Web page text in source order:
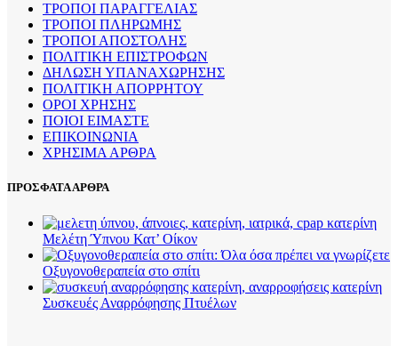
ΤΡΟΠΟΙ ΠΑΡΑΓΓΕΛΙΑΣ
ΤΡΟΠΟΙ ΠΛΗΡΩΜΗΣ
ΤΡΟΠΟΙ ΑΠΟΣΤΟΛΗΣ
ΠΟΛΙΤΙΚΗ ΕΠΙΣΤΡΟΦΩΝ
ΔΗΛΩΣΗ ΥΠΑΝΑΧΩΡΗΣΗΣ
ΠΟΛΙΤΙΚΗ ΑΠΟΡΡΗΤΟΥ
ΟΡΟΙ ΧΡΗΣΗΣ
ΠΟΙΟΙ ΕΙΜΑΣΤΕ
ΕΠΙΚΟΙΝΩΝΙΑ
ΧΡΗΣΙΜΑ ΑΡΘΡΑ
ΠΡΟΣΦΑΤΑ ΑΡΘΡΑ
Μελέτη Ύπνου Κατ’ Οίκον
Οξυγονοθεραπεία στο σπίτι
Συσκευές Αναρρόφησης Πτυέλων